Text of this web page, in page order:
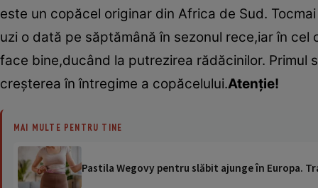
este un copăcel originar din Africa de Sud.
uzi o dată pe săptămână în sezonul rece,iar în
face bine,ducând la putrezirea rădăcinilor. Primul
creşterea în întregime a copăcelului.Atenţie!
MAI MULTE PENTRU TINE
Pastila Wegovy pentru slăbit ajunge în Europa.